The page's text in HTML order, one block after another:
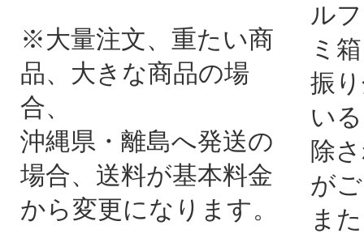
※大量注文、重たい商
品、大きな商品の場
合、
沖縄県・離島へ発送の
場合、送料が基本料金
から変更になります。
ル
ミ
振
い
除
が
ま